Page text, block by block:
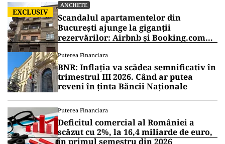
EXCLUSIV
ANCHETE
Scandalul apartamentelor din
București ajunge la giganții
rezervărilor: Airbnb și Booking.com
Puterea Financiara
BNR: Inflația va scădea semnificativ în
trimestrul III 2026. Când ar putea
reveni în ținta Băncii Naționale
Puterea Financiara
Deficitul comercial al României a
scăzut cu 2%, la 16,4 miliarde de euro,
în primul semestru din 2026